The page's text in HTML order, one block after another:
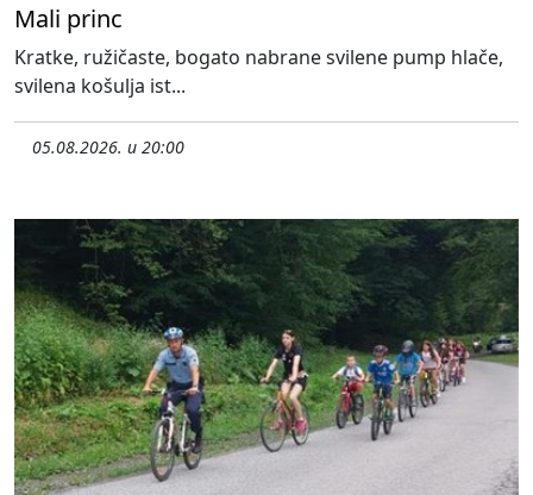
Mali princ
Kratke, ružičaste, bogato nabrane svilene pump hlače,
svilena košulja ist...
05.08.2026. u 20:00